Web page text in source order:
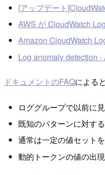
[アップデート
AWS が CloudWatch
Amazon CloudWatch
Log anomaly detection
ドキュメントのFAQによる
ロググループで以前に
既知のパターンに対す
通常は一定の値セット
動的トークンの値の出